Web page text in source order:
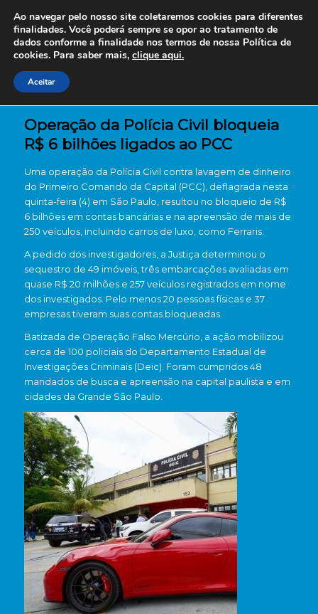
Operação da Polícia Civil bloqueia
R$ 6 bilhões ligados ao PCC
Uma operação da Polícia Civil contra lavagem de dinheiro
do Primeiro Comando da Capital (PCC), deflagrada nesta
quinta-feira (4) em São Paulo, resultou no bloqueio de R$
6 bilhões em contas bancárias e na apreensão de mais de
250 veículos, incluindo carros de luxo, como Ferraris.
A pedido dos investigadores, a Justiça determinou o
sequestro de 49 imóveis, três embarcações avaliadas em
quase R$ 20 milhões e 257 veículos registrados em nome
dos investigados. Pelo menos 20 pessoas físicas e 37
empresas tiveram suas contas bloqueadas.
Batizada de Operação Falso Mercúrio, a ação mobilizou
cerca de 100 policiais do Departamento Estadual de
Investigações Criminais (Deic). Foram cumpridos 48
mandados de busca e apreensão na capital paulista e em
cidades da Grande São Paulo.
Ao navegar pelo nosso site coletaremos cookies para diferentes
finalidades. Você poderá sempre se opor ao tratamento de
dados conforme a finalidade nos termos de nossa Política de
cookies. Para saber mais, clique aqui.
Aceitar